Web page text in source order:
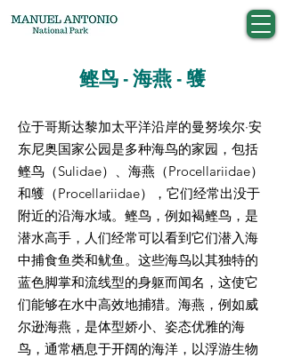
鲣鸟 - 海燕 - 鹱
位于哥斯达黎加太平洋沿岸的曼努埃尔·安
东尼奥国家公园是多种海鸟的家园，包括
鲣鸟（Sulidae）、海燕（Procellariidae）
和鹱（Procellariidae），它们经常出没于
附近的沿海水域。鲣鸟，例如褐鲣鸟，是
潜水高手，人们经常可以看到它们潜入海
中捕食鱼类和鱿鱼。这些海鸟以其独特的
蓝色脚掌和流线型的身躯而闻名，这使它
们能够在水中高效地捕猎。海燕，例如威
尔逊海燕，是体型娇小、姿态优雅的海
鸟，通常栖息于开阔的海洋，以浮游生物